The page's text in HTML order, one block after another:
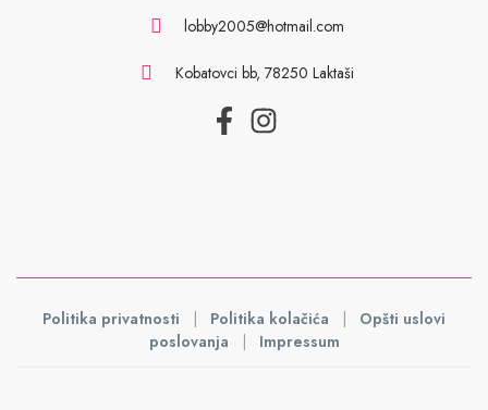
lobby2005@hotmail.com
Kobatovci bb, 78250 Laktaši
Politika privatnosti | Politika kolačića |
Opšti uslovi
poslovanja
| Impressum